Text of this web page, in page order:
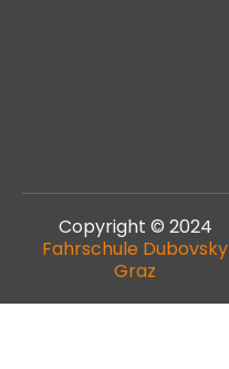
Copyright © 2024
Fahrschule Dubovsky
Graz